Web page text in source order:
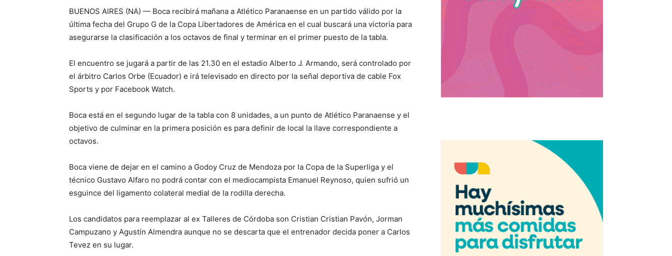
BUENOS AIRES (NA) — Boca recibirá mañana a Atlético Paranaense en un partido válido por la
última fecha del Grupo G de la Copa Libertadores de América en el cual buscará una victoria para
asegurarse la clasificación a los octavos de final y terminar en el primer puesto de la tabla.
El encuentro se jugará a partir de las 21.30 en el estadio Alberto J. Armando, será controlado por
el árbitro Carlos Orbe (Ecuador) e irá televisado en directo por la señal deportiva de cable Fox
Sports y por Facebook Watch.
Boca está en el segundo lugar de la tabla con 8 unidades, a un punto de Atlético Paranaense y el
objetivo de culminar en la primera posición es para definir de local la llave correspondiente a
octavos.
Boca viene de dejar en el camino a Godoy Cruz de Mendoza por la Copa de la Superliga y el
técnico Gustavo Alfaro no podrá contar con el mediocampista Emanuel Reynoso, quien sufrió un
esguince del ligamento colateral medial de la rodilla derecha.
Los candidatos para reemplazar al ex Talleres de Córdoba son Cristian Cristian Pavón, Jorman
Campuzano y Agustín Almendra aunque no se descarta que el entrenador decida poner a Carlos
Tevez en su lugar.